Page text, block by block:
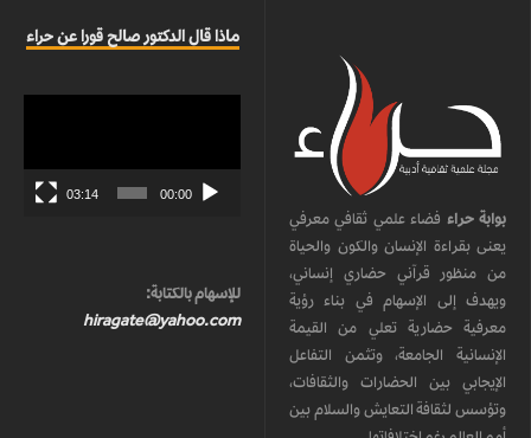
بوابة حراء فضاء علمي ثقافي معرفي
يعنى بقراءة الإنسان والكون والحياة
من منظور قرآني حضاري إنساني،
ويهدف إلى الإسهام في بناء رؤية
معرفية حضارية تعلي من القيمة
الإنسانية الجامعة، وتثمن التفاعل
الإيجابي بين الحضارات والثقافات،
وتؤسس لثقافة التعايش والسلام بين
ماذا قال الدكتور صالح قورا عن حراء
00:00
03:14
للإسهام بالكتابة:
hiragate@yahoo.com